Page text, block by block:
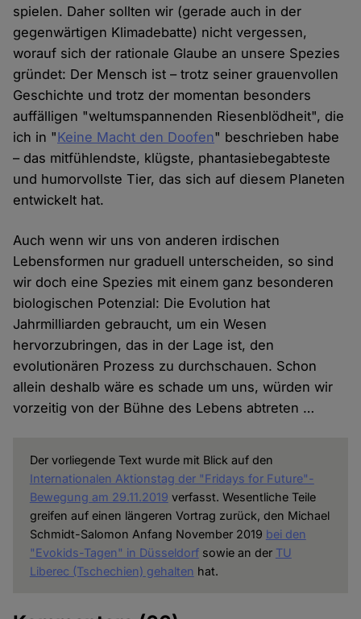
spielen. Daher sollten wir (gerade auch in der
gegenwärtigen Klimadebatte) nicht vergessen,
worauf sich der rationale Glaube an unsere Spezies
gründet: Der Mensch ist – trotz seiner grauenvollen
Geschichte und trotz der momentan besonders
auffälligen "weltumspannenden Riesenblödheit", die
ich in "Keine Macht den Doofen" beschrieben habe
– das mitfühlendste, klügste, phantasiebegabteste
und humorvollste Tier, das sich auf diesem Planeten
entwickelt hat.
Auch wenn wir uns von anderen irdischen
Lebensformen nur graduell unterscheiden, so sind
wir doch eine Spezies mit einem ganz besonderen
biologischen Potenzial: Die Evolution hat
Jahrmilliarden gebraucht, um ein Wesen
hervorzubringen, das in der Lage ist, den
evolutionären Prozess zu durchschauen. Schon
allein deshalb wäre es schade um uns, würden wir
vorzeitig von der Bühne des Lebens abtreten …
Der vorliegende Text wurde mit Blick auf den
Internationalen Aktionstag der "Fridays for Future"-
Bewegung am 29.11.2019 verfasst. Wesentliche Teile
greifen auf einen längeren Vortrag zurück, den Michael
Schmidt-Salomon Anfang November 2019 bei den
"Evokids-Tagen" in Düsseldorfsowie an der TU
Liberec (Tschechien) gehalten hat.